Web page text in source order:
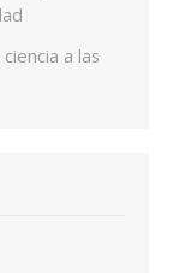
a las